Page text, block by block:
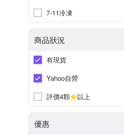
7-11冷凍
商品狀況
有現貨
Yahoo自營
評價4顆
以上
優惠